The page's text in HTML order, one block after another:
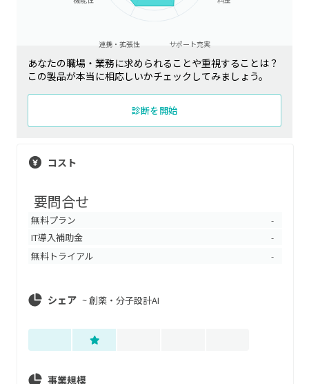
サポート充実
連携・拡張性
あなたの職場・業務に求められることや重視することは？
この製品が本当に相応しいかチェックしてみましょう。
診断を開始
コスト
要問合せ
無料プラン -
IT導入補助金 -
無料トライアル -
シェア ~創薬・分子設計AI
事業規模